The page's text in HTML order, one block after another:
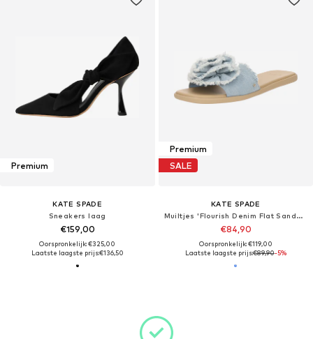
Premium
KATE SPADE
Sneakers laag
€159,00
Oorspronkelijk: €325,00
Laatste laagste prijs:€136,50
Premium
SALE
KATE SPADE
Muiltjes 'Flourish Denim Flat Sandals'
€84,90
Oorspronkelijk: €119,00
Laatste laagste prijs:€89,90-5%